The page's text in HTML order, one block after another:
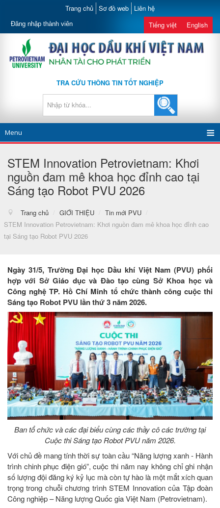
Trang chủ Sơ đồ web Liên hệ
Đăng nhập thành viên Tiếng việt English
TRA CỨU THÔNG TIN TỐT NGHIỆP
Menu
STEM Innovation Petrovietnam: Khơi
nguồn đam mê khoa học đỉnh cao tại
Sáng tạo Robot PVU 2026
Trang chủ / GIỚI THIỆU / Tin mới PVU
/
STEM Innovation Petrovietnam: Khơi nguồn đam mê khoa học đỉnh cao
tại Sáng tạo Robot PVU 2026
Ngày 31/5, Trường Đại học Dầu khí Việt Nam (PVU) phối
hợp với Sở Giáo dục và Đào tạo cùng Sở Khoa học và
Công nghệ TP. Hồ Chí Minh tổ chức thành công cuộc thi
Sáng tạo Robot PVU lần thứ 3 năm 2026.
Ban tổ chức và các đại biểu cùng các thầy cô các trường tại
Cuộc thi Sáng tạo Robot PVU năm 2026.
Với chủ đề mang tính thời sự toàn cầu “Năng lượng xanh - Hành
trình chinh phục điện gió”, cuộc thi năm nay không chỉ ghi nhận
số lượng đội đăng ký kỷ lục mà còn tự hào là một mắt xích quan
trọng trong chuỗi chương trình STEM Innovation của Tập đoàn
Công nghiệp – Năng lượng Quốc gia Việt Nam (Petrovietnam).